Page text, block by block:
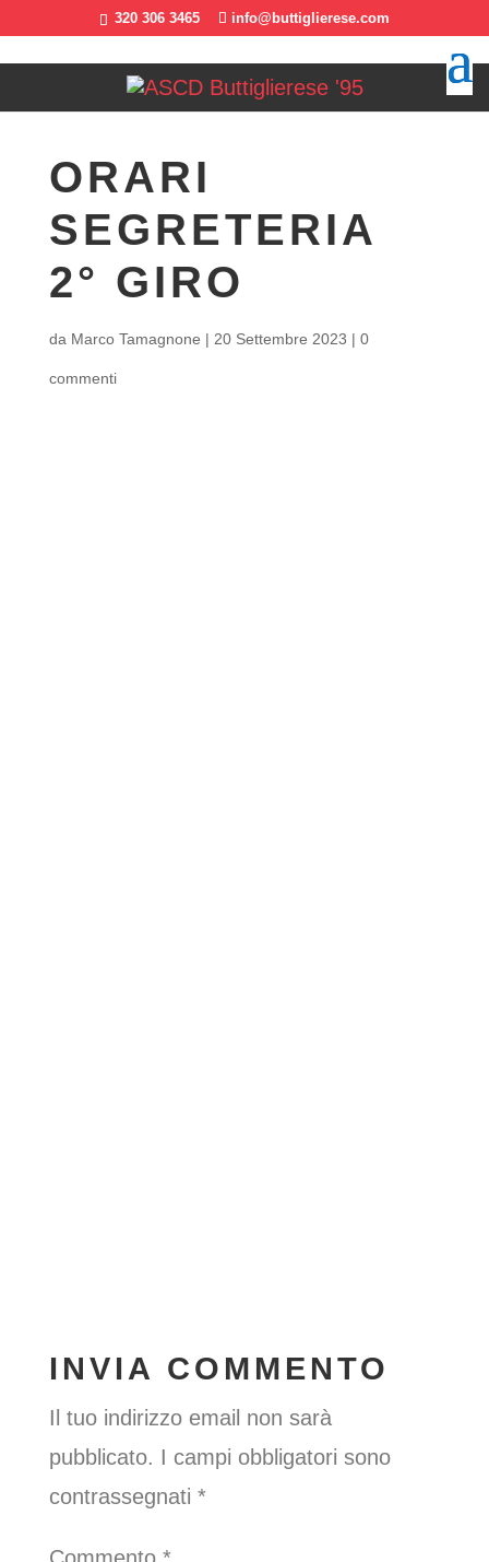
320 306 3465 info@buttiglierese.com
ORARI
SEGRETERIA
2° GIRO
da Marco Tamagnone | 20 Settembre 2023 | 0
commenti
INVIA COMMENTO
Il tuo indirizzo email non sarà
pubblicato. I campi obbligatori sono
contrassegnati *